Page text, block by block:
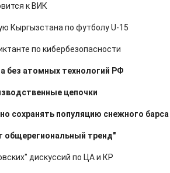
к ВИК
Кыргызстана по футболу U-15
по кибербезопасности
без атомных технологий РФ
цепочки
сохранять популяцию снежного барса
общерегиональный тренд"
дискуссий по ЦА и КР